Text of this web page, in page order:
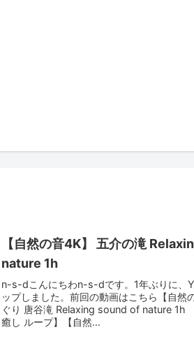
【自然の音4K】 五介の滝
nature 1h
n-s-dこんにちわn-s-dです。1年ぶりに、
ップしました。前回の動画はこちら【自然
ぐり 唐谷滝 Relaxing sound of nature 1h
癒し ループ】【自然...